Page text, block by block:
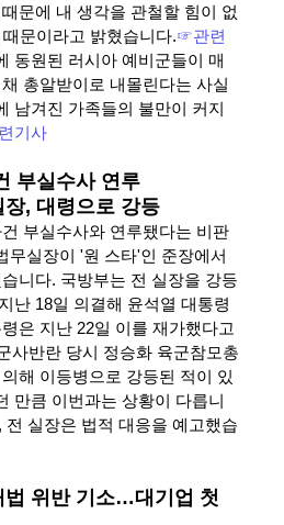
문에 내 생각을 관철할 힘이 없
문이라고 밝혔습니다.☞관련
동원된 러시아 예비군들이 매
총알받이로 내몰린다는 사실
남겨진 가족들의 불만이 커지
기사
부실수사 연루
, 대령으로 강등
부실수사와 연루됐다는 비판
무실장이 '원 스타'인 준장에서
니다. 국방부는 전 실장을 강등
난 18일 의결해 윤석열 대통령
은 지난 22일 이를 재가했다고
사반란 당시 정승화 육군참모총
해 이등병으로 강등된 적이 있
만큼 이번과는 상황이 다릅니
전 실장은 법적 대응을 예고했습
법 위반 기소…대기업 첫